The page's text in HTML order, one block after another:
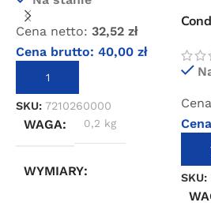
Cena netto: 32,52 zł
Cena brutto: 40,00 zł
DODAJ DO KOSZYKA
SKU: 7210260000
WAGA 0,2 kg
WYMIARY SKU: